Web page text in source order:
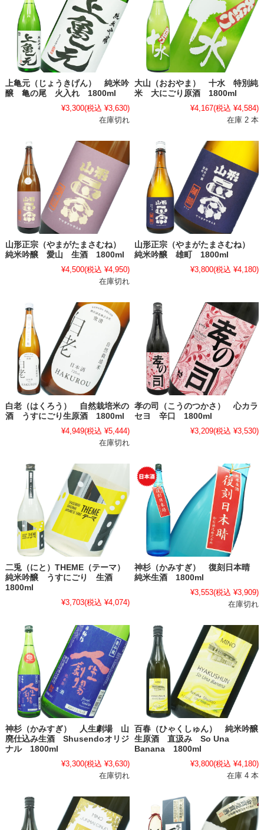
上亀元（じょうきげん） 純米吟
醸 亀の尾 火入れ 1800ml
¥3,300(税込 ¥3,630)
在庫切れ
大山（おおやま） 十水 特別純
米 大にごり原酒 1800ml
¥4,167(税込 ¥4,584)
在庫 2 本
山形正宗（やまがたまさむね）
純米吟醸 愛山 生酒 1800ml
¥4,500(税込 ¥4,950)
在庫切れ
山形正宗（やまがたまさむね）
純米吟醸 雄町 1800ml
¥3,800(税込 ¥4,180)
白老（はくろう） 自然栽培米の
酒 うすにごり生原酒 1800ml
¥4,949(税込 ¥5,444)
在庫切れ
孝の司（こうのつかさ） 心カラ
セヨ 辛口 1800ml
¥3,209(税込 ¥3,530)
二兎（にと）THEME（テーマ）
純米吟醸 うすにごり 生酒
1800ml
¥3,703(税込 ¥4,074)
神杉（かみすぎ） 復刻日本晴
純米生酒 1800ml
¥3,553(税込 ¥3,909)
在庫切れ
神杉（かみすぎ） 人生劇場 山
廃仕込み生酒 Shusendoオリジ
ナル 1800ml
¥3,300(税込 ¥3,630)
在庫切れ
百春（ひゃくしゅん） 純米吟醸
生原酒 直汲み So Una
Banana 1800ml
¥3,800(税込 ¥4,180)
在庫 4 本